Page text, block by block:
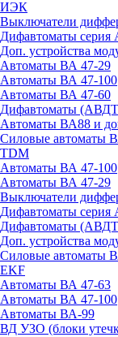
ИЭК
Выключатели
Дифавтоматы
Доп. устройства
Автоматы ВА 47-29
Автоматы ВА 47-100
Автоматы ВА 47-60
Дифавтоматы
Автоматы ВА88 и
Силовые автоматы
TDM
Автоматы ВА 47-100
Автоматы ВА 47-29
Выключатели
Дифавтоматы
Дифавтоматы
Доп. устройства
Силовые автоматы
EKF
Автоматы ВА 47-63
Автоматы ВА 47-100
Автоматы ВА-99
ВД УЗО (блоки